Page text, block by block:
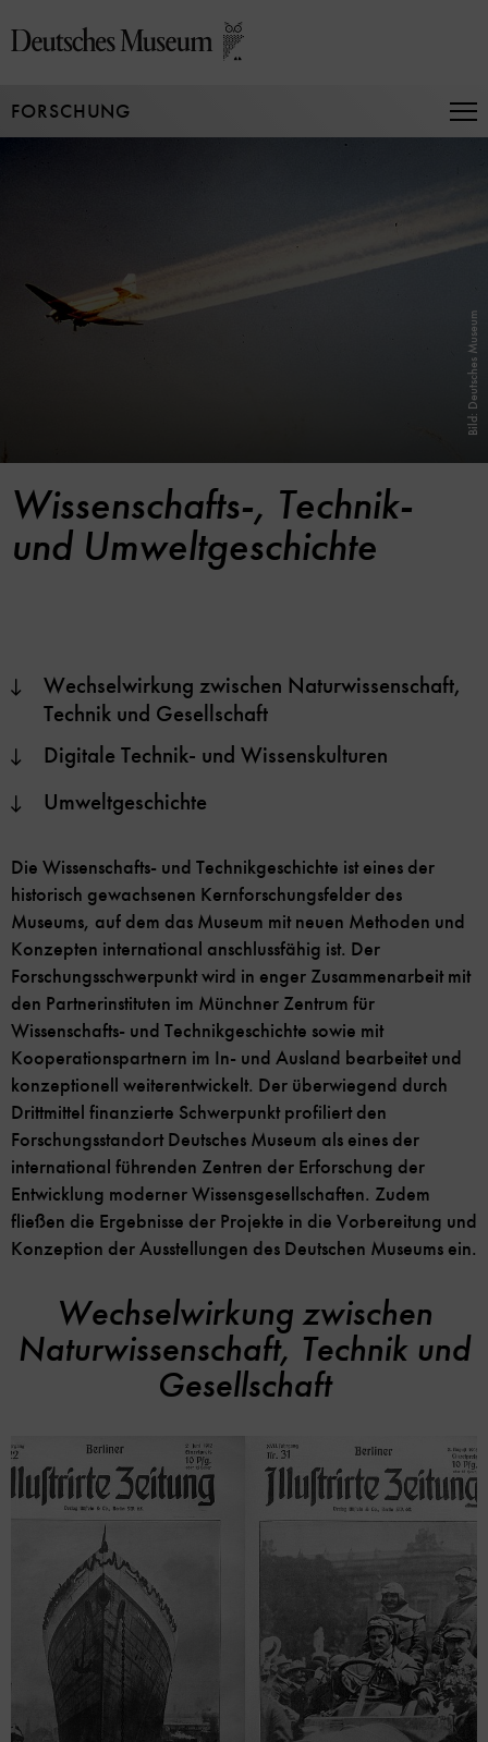
zum
FORSCHUNG
Bild: Deutsches Museum
Wissenschafts-, Technik-
und Umweltgeschichte
Wechselwirkung zwischen Naturwissenschaft,
Technik und Gesellschaft
Digitale Technik- und Wissenskulturen
Umweltgeschichte
Die Wissenschafts- und Technikgeschichte ist eines der
historisch gewachsenen Kernforschungsfelder des
Museums, auf dem das Museum mit neuen Methoden und
Konzepten international anschlussfähig ist. Der
Forschungsschwerpunkt wird in enger Zusammenarbeit mit
den Partnerinstituten im Münchner Zentrum für
Wissenschafts- und Technikgeschichte sowie mit
Kooperationspartnern im In- und Ausland bearbeitet und
konzeptionell weiterentwickelt. Der überwiegend durch
Drittmittel finanzierte Schwerpunkt profiliert den
Forschungsstandort Deutsches Museum als eines der
international führenden Zentren der Erforschung der
Entwicklung moderner Wissensgesellschaften. Zudem
fließen die Ergebnisse der Projekte in die Vorbereitung und
Konzeption der Ausstellungen des Deutschen Museums ein.
Wechselwirkung zwischen
Naturwissenschaft, Technik und
Gesellschaft